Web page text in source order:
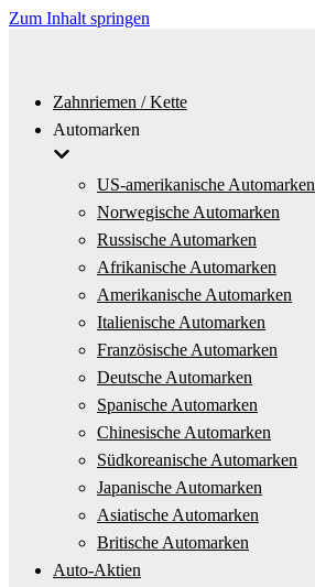
Zum Inhalt springen
Zahnriemen / Kette
Automarken
US-amerikanische Automarken
Norwegische Automarken
Russische Automarken
Afrikanische Automarken
Amerikanische Automarken
Italienische Automarken
Französische Automarken
Deutsche Automarken
Spanische Automarken
Chinesische Automarken
Südkoreanische Automarken
Japanische Automarken
Asiatische Automarken
Britische Automarken
Auto-Aktien